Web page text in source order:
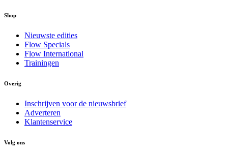
Shop
Nieuwste edities
Flow Specials
Flow International
Trainingen
Overig
Inschrijven voor de nieuwsbrief
Adverteren
Klantenservice
Volg ons